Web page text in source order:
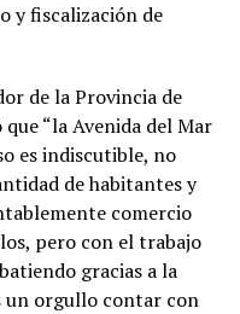
y fiscalización de
de la Provincia de
“la Avenida del Mar
es indiscutible, no
de habitantes y
comercio
pero con el trabajo
gracias a la
un orgullo contar con